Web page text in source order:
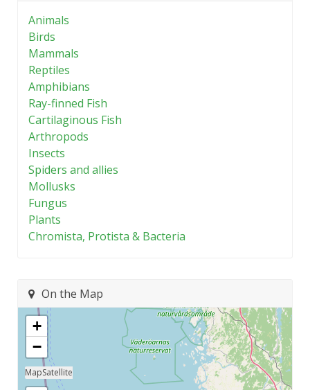
Animals
Birds
Mammals
Reptiles
Amphibians
Ray-finned Fish
Cartilaginous Fish
Arthropods
Insects
Spiders and allies
Mollusks
Fungus
Plants
Chromista, Protista & Bacteria
On the Map
+
−